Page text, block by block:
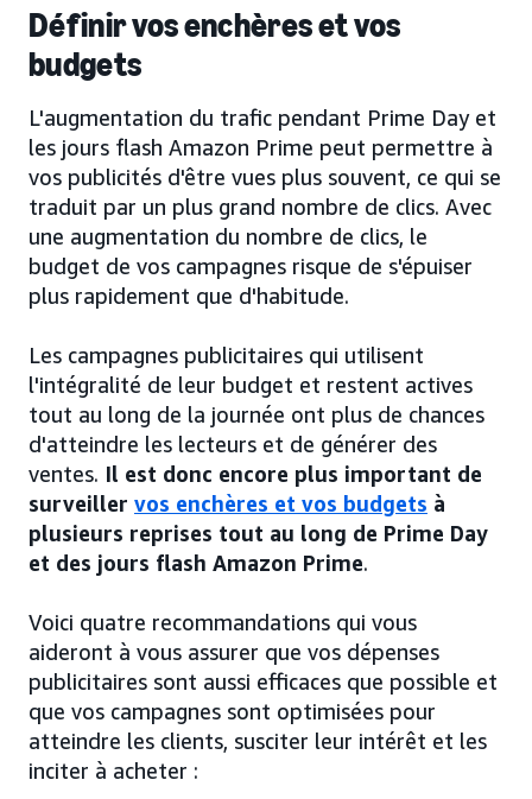
Définir vos enchères et vos
budgets
L'augmentation du trafic pendant Prime Day et
les jours flash Amazon Prime peut permettre à
vos publicités d'être vues plus souvent, ce qui se
traduit par un plus grand nombre de clics. Avec
une augmentation du nombre de clics, le
budget de vos campagnes risque de s'épuiser
plus rapidement que d'habitude.
Les campagnes publicitaires qui utilisent
l'intégralité de leur budget et restent actives
tout au long de la journée ont plus de chances
d'atteindre les lecteurs et de générer des
ventes. Il est donc encore plus important de
surveiller vos enchères et vos budgets à
plusieurs reprises tout au long de Prime Day
et des jours flash Amazon Prime.
Voici quatre recommandations qui vous
aideront à vous assurer que vos dépenses
publicitaires sont aussi efficaces que possible et
que vos campagnes sont optimisées pour
atteindre les clients, susciter leur intérêt et les
inciter à acheter :